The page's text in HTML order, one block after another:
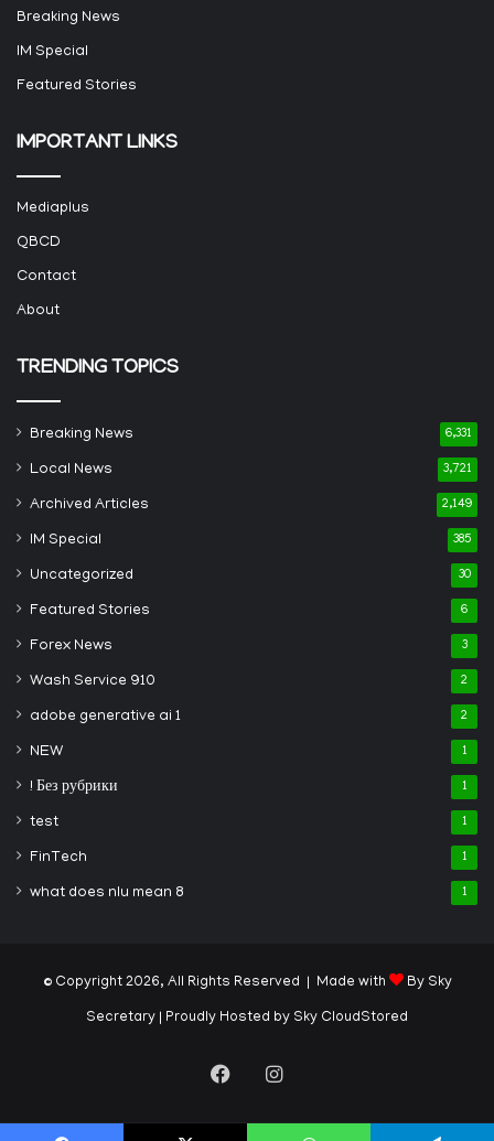
Breaking News
IM Special
Featured Stories
IMPORTANT LINKS
Mediaplus
QBCD
Contact
About
TRENDING TOPICS
Breaking News 6,331
Local News 3,721
Archived Articles 2,149
IM Special 385
Uncategorized 30
Featured Stories 6
Forex News 3
Wash Service 910 2
adobe generative ai 1 2
NEW 1
! Без рубрики 1
test 1
FinTech 1
what does nlu mean 8 1
© Copyright 2026, All Rights Reserved | Made with By Sky
Secretary | Proudly Hosted by Sky CloudStored
FacebookInstagram